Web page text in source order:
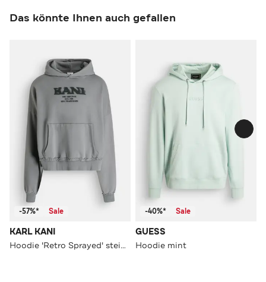
Das könnte Ihnen auch gefallen
-57%* Sale
KARL KANI
Hoodie 'Retro Sprayed' steingrau
-40%* Sale
GUESS
Hoodie mint